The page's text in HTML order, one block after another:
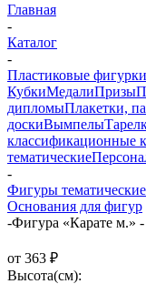
Главная
-
Каталог
-
Пластиковые фигурки
КубкиМедалиПризы
дипломыПлакетки,
доскиВымпелы
классификационные
тематические
-
Фигуры тематические
Основания для фигур
-Фигура «Карате м.»
от 363 ₽
Высота(см):